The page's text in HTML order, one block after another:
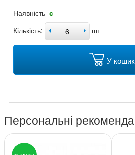
Наявність є
Кількість:
шт
У кошик
Персональні